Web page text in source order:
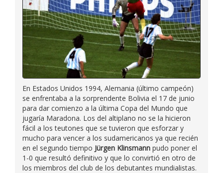
En Estados Unidos 1994, Alemania (último campeón)
se enfrentaba a la sorprendente Bolivia el 17 de junio
para dar comienzo a la última Copa del Mundo que
jugaría Maradona. Los del altiplano no se la hicieron
fácil a los teutones que se tuvieron que esforzar y
mucho para vencer a los sudamericanos ya que recién
en el segundo tiempo Jürgen Klinsmann pudo poner el
1-0 que resultó definitivo y que lo convirtió en otro de
los miembros del club de los debutantes mundialistas.